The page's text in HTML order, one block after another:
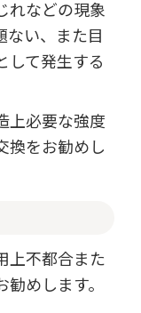
れなどの現象
ない、また目
して発生する
上必要な強度
換をお勧めし
上不都合また
めします。